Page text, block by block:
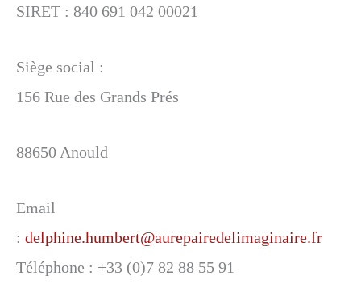
SIRET : 840 691 042 00021
Siège social :
156 Rue des Grands Prés
88650 Anould
Email
: delphine.humbert@aurepairedelimaginaire.fr
Téléphone : +33 (0)7 82 88 55 91